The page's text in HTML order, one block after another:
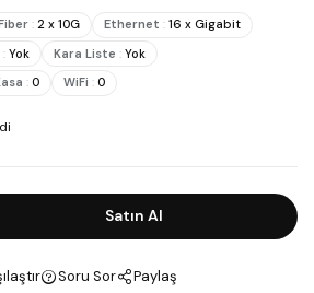
: 2 x 10G Ethernet : 16 x Gigabit
: Yok Kara Liste : Yok
: 0 WiFi : 0
Satın Al
Soru Sor Paylaş